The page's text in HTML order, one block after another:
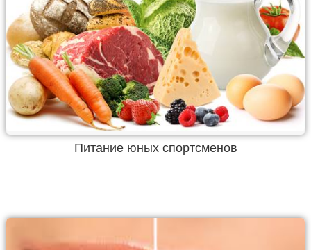
Питание юных спортсменов